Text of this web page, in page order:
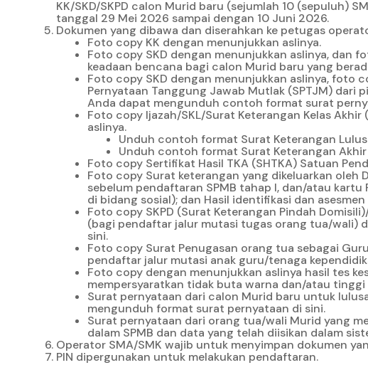
KK/SKD/SKPD calon Murid baru (sejumlah 10 (sepuluh)
tanggal 29 Mei 2026 sampai dengan 10 Juni 2026.
Dokumen yang dibawa dan diserahkan ke petugas
Foto copy KK dengan menunjukkan aslinya.
Foto copy SKD dengan menunjukkan aslinya, dan
keadaan bencana bagi calon Murid baru yang
Foto copy SKD dengan menunjukkan aslinya, foto
Pernyataan Tanggung Jawab Mutlak (SPTJM)
Anda dapat mengunduh contoh format surat
Foto copy Ijazah/SKL/Surat Keterangan Kelas
aslinya.
Unduh contoh format Surat Keterangan Lulus
Unduh contoh format Surat Keterangan Akhir
Foto copy Sertifikat Hasil TKA (SHTKA) Satuan
Foto copy Surat keterangan yang dikeluarkan oleh
sebelum pendaftaran SPMB tahap I, dan/atau
di bidang sosial); dan Hasil identifikasi dan
Foto copy SKPD (Surat Keterangan Pindah
(bagi pendaftar jalur mutasi tugas orang tua/wali)
sini.
Foto copy Surat Penugasan orang tua sebagai
pendaftar jalur mutasi anak guru/tenaga
Foto copy dengan menunjukkan aslinya hasil tes
mempersyaratkan tidak buta warna dan/atau tinggi
Surat pernyataan dari calon Murid baru untuk
mengunduh format surat pernyataan di sini.
Surat pernyataan dari orang tua/wali Murid yang
dalam SPMB dan data yang telah diisikan dalam
Operator SMA/SMK wajib untuk menyimpan dokumen
PIN dipergunakan untuk melakukan pendaftaran.